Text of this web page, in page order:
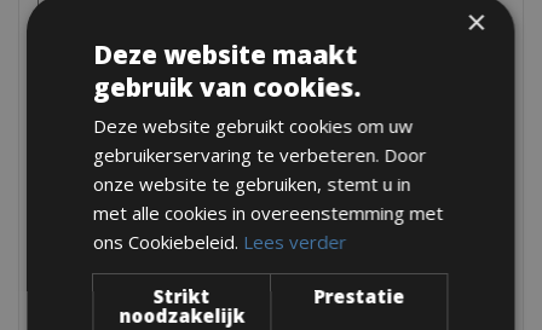
Italië – Umbrië
Italië – Veneto
Italië- Abruzzo
Italië- Calabria & Basilicata
Italië- Cinque Terre
Italië- Comomeer
×
Deze website maakt
gebruik van cookies.
Deze website gebruikt cookies om uw
gebruikerservaring te verbeteren. Door
onze website te gebruiken, stemt u in
met alle cookies in overeenstemming met
ons Cookiebeleid. Lees verder
Strikt
noodzakelijk
Prestatie